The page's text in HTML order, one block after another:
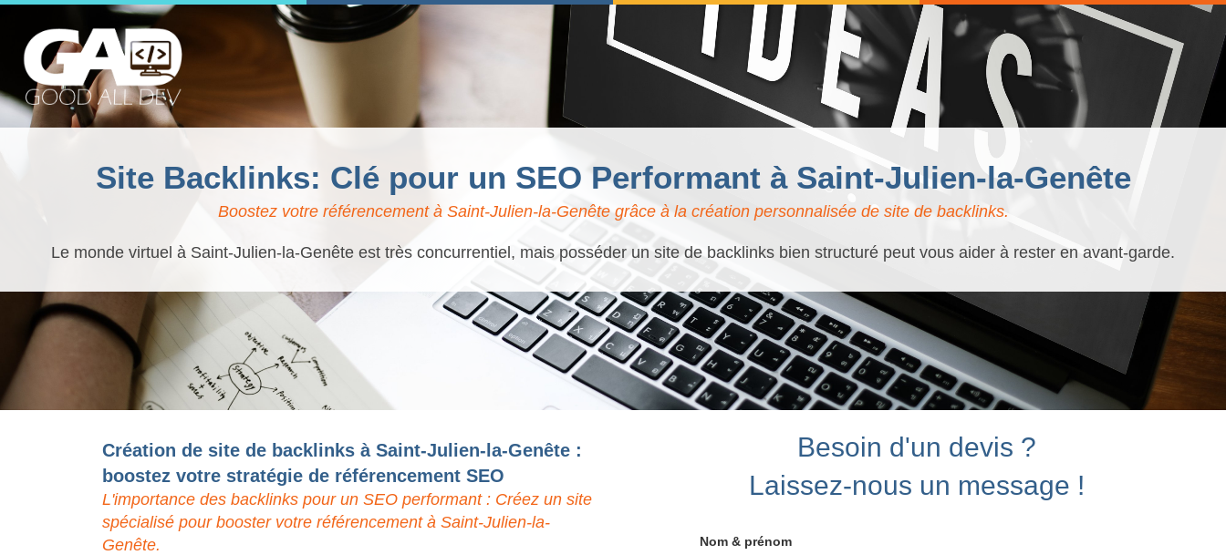
Site Backlinks: Clé pour un SEO Performant à Saint-Julien-la-Genête
Boostez votre référencement à Saint-Julien-la-Genête grâce à la création personnalisée de site de backlinks.
Le monde virtuel à Saint-Julien-la-Genête est très concurrentiel, mais posséder un site de backlinks bien structuré peut vous aider à rester en avant-garde.
Création de site de backlinks à Saint-Julien-la-Genête :
boostez votre stratégie de référencement SEO
L'importance des backlinks pour un SEO performant : Créez un site
spécialisé pour booster votre référencement à Saint-Julien-la-
Genête.
Besoin d'un devis ?
Laissez-nous un message !
Nom & prénom